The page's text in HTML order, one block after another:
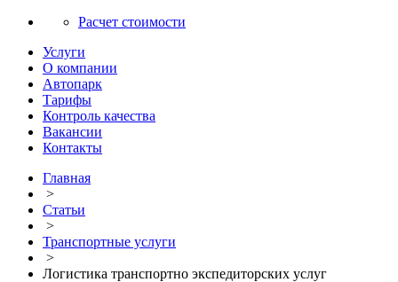
Расчет стоимости
Услуги
О компании
Автопарк
Тарифы
Контроль качества
Вакансии
Контакты
Главная
>
Статьи
>
Транспортные услуги
>
Логистика транспортно экспедиторских услуг